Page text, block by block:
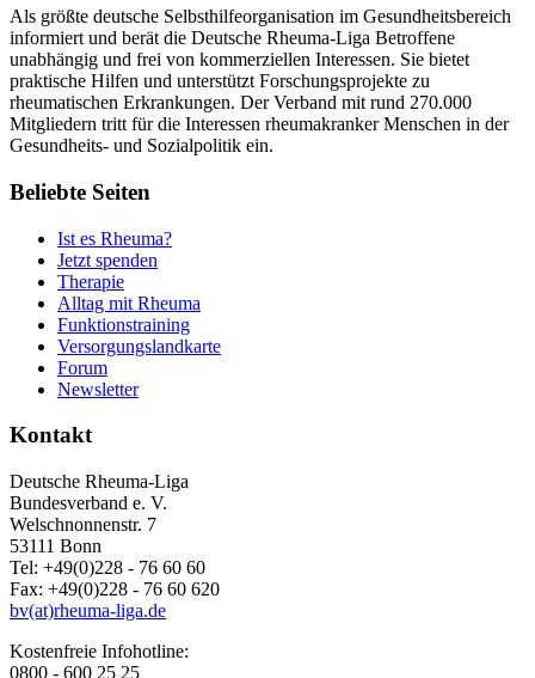
Als größte deutsche Selbsthilfeorganisation im Gesundheitsbereich
informiert und berät die Deutsche Rheuma-Liga Betroffene
unabhängig und frei von kommerziellen Interessen. Sie bietet
praktische Hilfen und unterstützt Forschungsprojekte zu
rheumatischen Erkrankungen. Der Verband mit rund 270.000
Mitgliedern tritt für die Interessen rheumakranker Menschen in der
Gesundheits- und Sozialpolitik ein.
Beliebte Seiten
Ist es Rheuma?
Jetzt spenden
Therapie
Alltag mit Rheuma
Funktionstraining
Versorgungslandkarte
Forum
Newsletter
Kontakt
Deutsche Rheuma-Liga
Bundesverband e. V.
Welschnonnenstr. 7
53111 Bonn
Tel: +49(0)228 - 76 60 60
Fax: +49(0)228 - 76 60 620
bv(at)rheuma-liga.de
Kostenfreie Infohotline:
0800 - 600 25 25